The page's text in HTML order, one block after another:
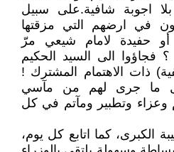
اجوبة شافية.على سبيل
في ارضهم التي مزقتها
حفيدة لامام شيعي مرّ
فجاؤوا الى السيد الحكيم
ذات الاهتمام المشترك !
ما جرى لهم من مآسي
وتطبير ومآتم في كل
الكبرى، كما اتابع كل يوم،